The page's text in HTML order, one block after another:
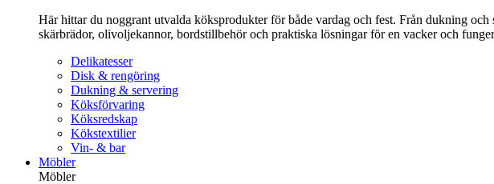
Här hittar du noggrant utvalda köksprodukter för både vardag och fest. Från dukning
skärbrädor, olivoljekannor, bordstillbehör och praktiska lösningar för en vacker och
Delikatesser
Disk & rengöring
Dukning & servering
Köksförvaring
Köksredskap
Kökstextilier
Vin- & bar
Möbler
Möbler